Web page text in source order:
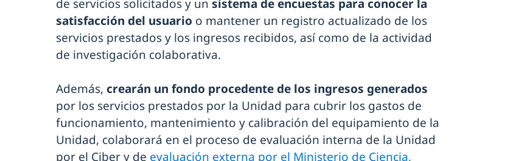
de servicios solicitados y un sistema de encuestas para conocer la
satisfacción del usuario o mantener un registro actualizado de los
servicios prestados y los ingresos recibidos, así como de la actividad
de investigación colaborativa.
Además, crearán un fondo procedente de los ingresos generados
por los servicios prestados por la Unidad para cubrir los gastos de
funcionamiento, mantenimiento y calibración del equipamiento de la
Unidad, colaborará en el proceso de evaluación interna de la Unidad
por el Ciber y de evaluación externa por el Ministerio de Ciencia,